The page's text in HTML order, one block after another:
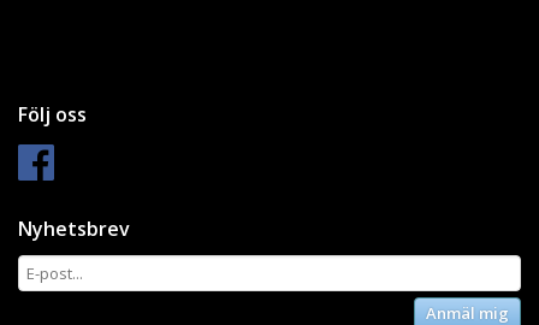
Följ oss
Nyhetsbrev
Anmäl mig